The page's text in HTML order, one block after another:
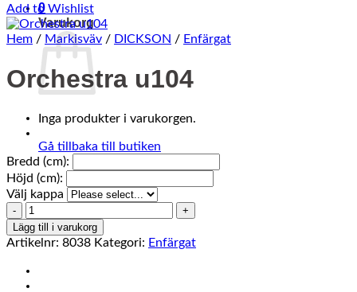
0
Varukorg
Inga produkter i varukorgen.
Gå tillbaka till butiken
Add to Wishlist
Hem / Markisväv / DICKSON / Enfärgat
Orchestra u104
Bredd (cm):
Höjd (cm):
Välj kappa
Orchestra
u104
mängd
Lägg till i varukorg
Artikelnr: 8038 Kategori: Enfärgat